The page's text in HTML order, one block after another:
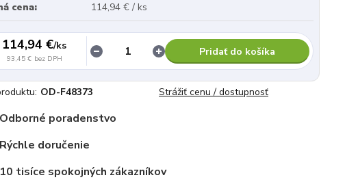
cena:
114,94 € / ks
114,94 €/ks
93,45 € bez DPH
Pridať do košíka
OD-F48373 Strážiť cenu / dostupnosť
Odborné poradenstvo
Rýchle doručenie
10 tisíce spokojných zákazníkov